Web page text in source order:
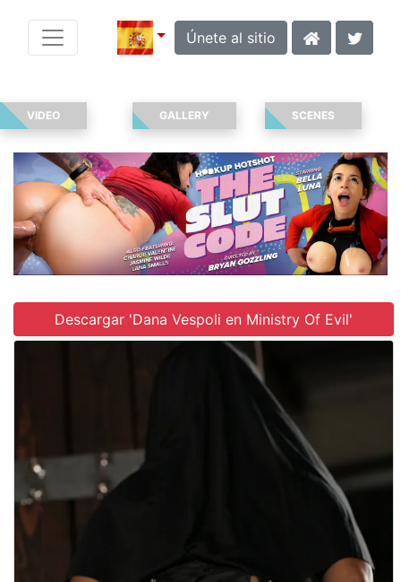
Únete al sitio
VIDEO GALLERY SCENES
Descargar 'Dana Vespoli en Ministry Of Evil'